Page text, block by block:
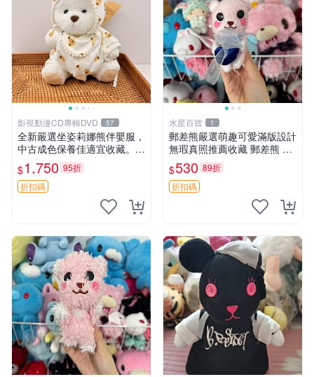
影視動漫CD專輯DVD 57
全新嚴選坐姿莉娜熊伴嬰服，
中古成色保養佳適宜收藏。無
盒子但品質完好，快速出貨。
建議入手！ 中古 玩偶 滬漫
$1,750 95折
折扣碼
水星百貨 1
郵差熊嚴選萌趣可愛滿版設計
無瑕真照推薦收藏 郵差熊 熊
抱枕 紅薯啵啵間
$530 89折
折扣碼